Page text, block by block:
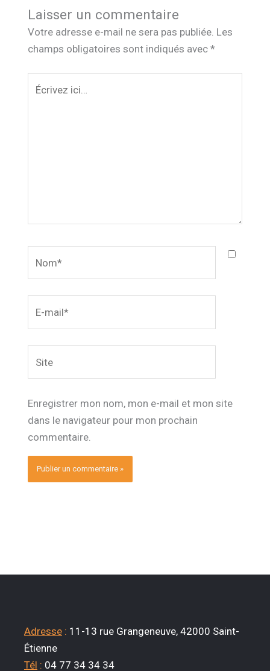
Laisser un commentaire
Votre adresse e-mail ne sera pas publiée. Les
champs obligatoires sont indiqués avec *
ici…
Enregistrer mon nom, mon e-mail et mon site
dans le navigateur pour mon prochain
commentaire.
Adresse : 11-13 rue Grangeneuve, 42000 Saint-
Étienne
Tél : 04 77 34 34 34